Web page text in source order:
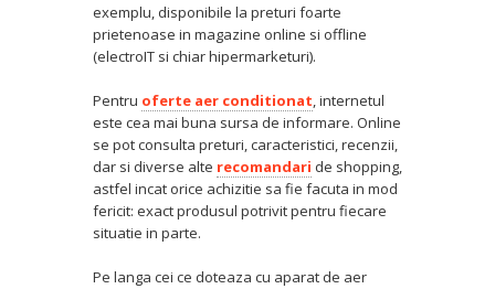
exemplu, disponibile la preturi foarte
prietenoase in magazine online si offline
(electroIT si chiar hipermarketuri).
Pentru oferte aer conditionat, internetul
este cea mai buna sursa de informare. Online
se pot consulta preturi, caracteristici, recenzii,
dar si diverse alte recomandari de shopping,
astfel incat orice achizitie sa fie facuta in mod
fericit: exact produsul potrivit pentru fiecare
situatie in parte.
Pe langa cei ce doteaza cu aparat de aer